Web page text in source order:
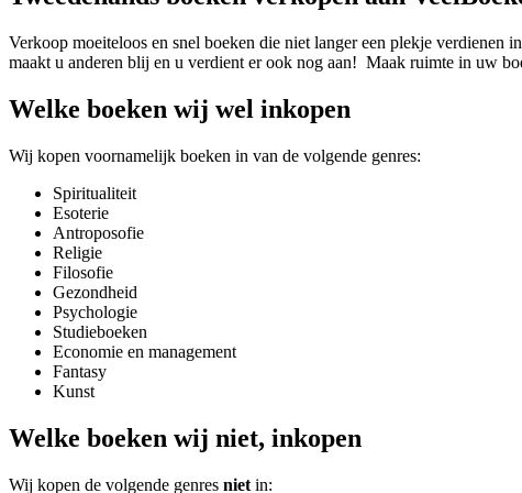
Verkoop moeiteloos en snel boeken die niet langer een plekje verdienen
maakt u anderen blij en u verdient er ook nog aan! Maak ruimte in uw
Welke boeken wij wel inkopen
Wij kopen voornamelijk boeken in van de volgende genres:
Spiritualiteit
Esoterie
Antroposofie
Religie
Filosofie
Gezondheid
Psychologie
Studieboeken
Economie en management
Fantasy
Kunst
Welke boeken wij niet, inkopen
Wij kopen de volgende genres niet in: